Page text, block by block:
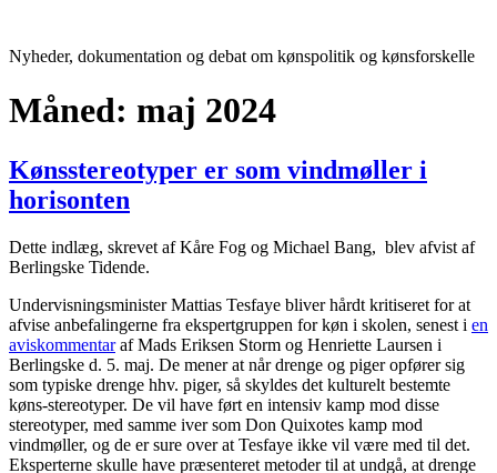
indhold
Nyheder, dokumentation og debat om kønspolitik og kønsforskelle
Måned: maj 2024
Kønsstereotyper er som vindmøller i
horisonten
Dette indlæg, skrevet af Kåre Fog og Michael Bang, blev afvist af
Berlingske Tidende.
Undervisningsminister Mattias Tesfaye bliver hårdt kritiseret for at
afvise anbefalingerne fra ekspertgruppen for køn i skolen, senest i en
aviskommentaraf Mads Eriksen Storm og Henriette Laursen i
Berlingske d. 5. maj. De mener at når drenge og piger opfører sig
som typiske drenge hhv. piger, så skyldes det kulturelt bestemte
køns-stereotyper. De vil have ført en intensiv kamp mod disse
stereotyper, med samme iver som Don Quixotes kamp mod
vindmøller, og de er sure over at Tesfaye ikke vil være med til det.
Eksperterne skulle have præsenteret metoder til at undgå, at drenge